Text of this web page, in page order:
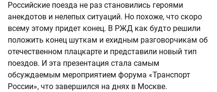
Российские поезда не раз становились героями
анекдотов и нелепых ситуаций. Но похоже, что скоро
всему этому придет конец. В РЖД как будто решили
положить конец шуткам и ехидным разговорчикам об
отечественном плацкарте и представили новый тип
поездов. И эта презентация стала самым
обсуждаемым мероприятием форума «Транспорт
России», что завершился на днях в Москве.